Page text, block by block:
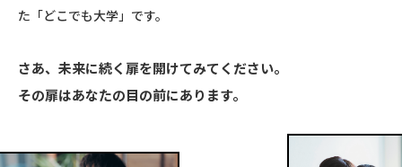
ウント
た「どこでも大学」です。
さあ、未来に続く扉を開けてみてください。
その扉はあなたの目の前にあります。